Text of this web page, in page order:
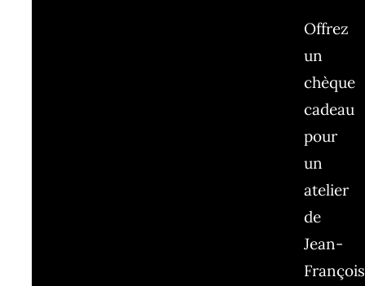
Offrez
un
chèque
cadeau
pour
un
atelier
de
Jean-
François